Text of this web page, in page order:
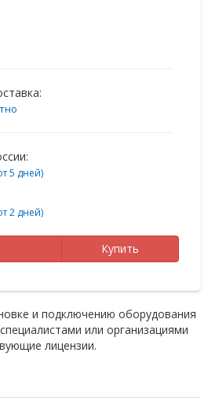
5 дней)
2 дней)
Купить
и подключению оборудования
или организациями
лицензии.